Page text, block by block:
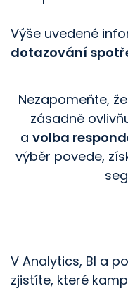
Výše uvedené
dotazování
Nezapomeňte,
zásadně
a volba
výběr povede,
V Analytics, BI a
zjistíte, které